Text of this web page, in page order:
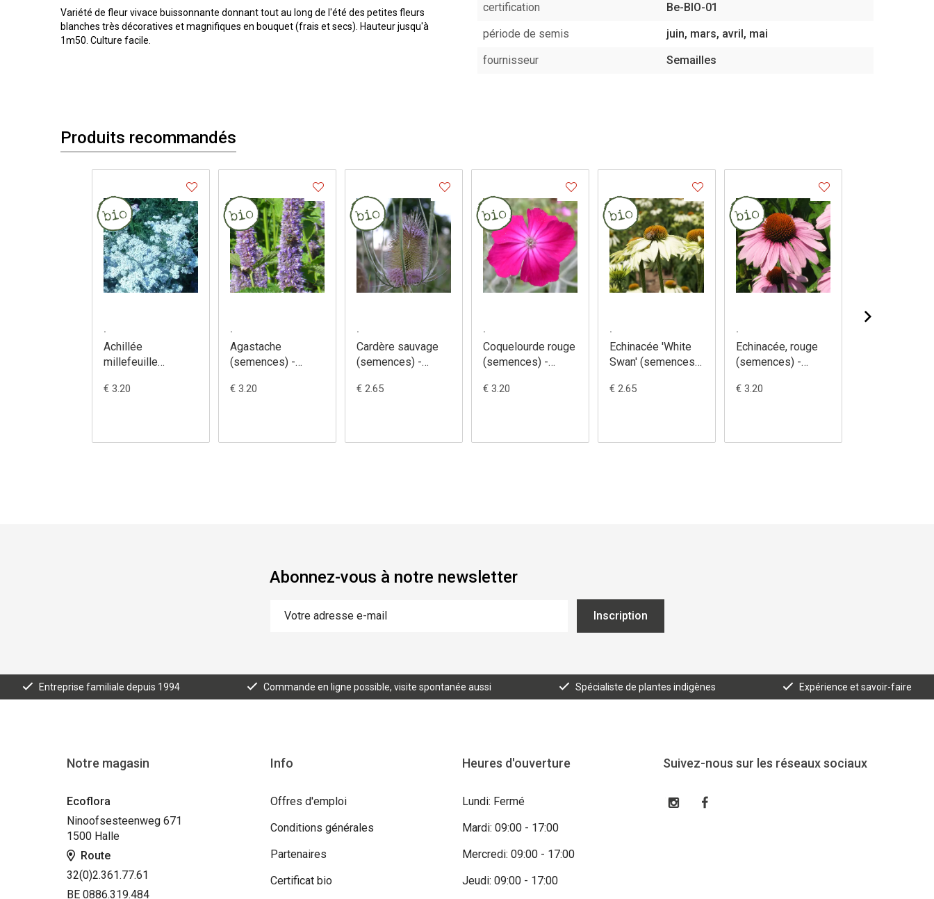
Variété de fleur vivace buissonnante donnant tout au long de l'été des petites fleurs
blanches très décoratives et magnifiques en bouquet (frais et secs). Hauteur jusqu'à
1m50. Culture facile.
certification
Be-BIO-01
période de semis
juin, mars, avril, mai
fournisseur
Semailles
Produits recommandés
.
Achillée
millefeuille
Achillea
€ 3.20
.
Agastache
(semences) -
foeniculum
€ 3.20
.
Cardère sauvage
(semences) -
€ 2.65
.
Coquelourde rouge
(semences) -
€ 3.20
.
Echinacée 'White
Swan' (semences)
purpurea
€ 2.65
.
Echinacée, rouge
(semences) -
€ 3.20
Abonnez-vous à notre newsletter
Inscription
Entreprise familiale depuis 1994 Commande en ligne possible, visite spontanée aussi Spécialiste de plantes indigènes Expérience et savoir-faire
Notre magasin
Ecoflora
Ninoofsesteenweg 671
1500 Halle
Route
32(0)2.361.77.61
BE 0886.319.484
Info
Offres d'emploi
Conditions générales
Partenaires
Certificat bio
Heures d'ouverture
Lundi: Fermé
Mardi: 09:00 - 17:00
Mercredi: 09:00 - 17:00
Jeudi: 09:00 - 17:00
Suivez-nous sur les réseaux sociaux